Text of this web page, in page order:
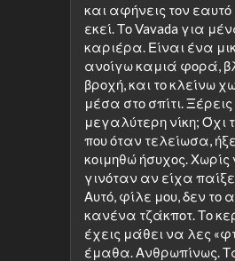
και αφήνεις τον
εκεί. Το Vavada για
καριέρα. Είναι ένα
ανοίγω καμιά φορά,
βροχή, και το κλείνω
μέσα στο σπίτι.
μεγαλύτερη νίκη; Όχι
που όταν τελείωσα,
κοιμηθώ ήσυχος.
γινόταν αν είχα
Αυτό, φίλε μου, δεν το
κανένα τζάκποτ. Το
έχεις μάθει να λες
έμαθα. Ανθρωπίνως.